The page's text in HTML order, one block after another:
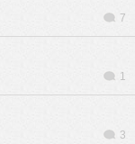
7
1
3